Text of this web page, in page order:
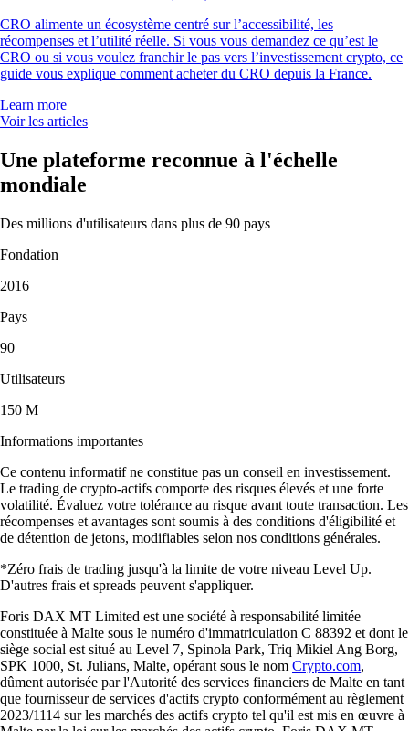
CRO alimente un écosystème centré sur l’accessibilité, les
récompenses et l’utilité réelle. Si vous vous demandez ce qu’est le
CRO ou si vous voulez franchir le pas vers l’investissement crypto, ce
guide vous explique comment acheter du CRO depuis la France.
Learn more
Voir les articles
Une plateforme reconnue à l'échelle
mondiale
Des millions d'utilisateurs dans plus de 90 pays
Fondation
2016
Pays
90
Utilisateurs
150 M
Informations importantes
Ce contenu informatif ne constitue pas un conseil en investissement.
Le trading de crypto-actifs comporte des risques élevés et une forte
volatilité. Évaluez votre tolérance au risque avant toute transaction. Les
récompenses et avantages sont soumis à des conditions d'éligibilité et
de détention de jetons, modifiables selon nos conditions générales.
*Zéro frais de trading jusqu'à la limite de votre niveau Level Up.
D'autres frais et spreads peuvent s'appliquer.
Foris DAX MT Limited est une société à responsabilité limitée
constituée à Malte sous le numéro d'immatriculation C 88392 et dont le
siège social est situé au Level 7, Spinola Park, Triq Mikiel Ang Borg,
SPK 1000, St. Julians, Malte, opérant sous le nom Crypto.com,
dûment autorisée par l'Autorité des services financiers de Malte en tant
que fournisseur de services d'actifs crypto conformément au règlement
2023/1114 sur les marchés des actifs crypto tel qu'il est mis en œuvre à